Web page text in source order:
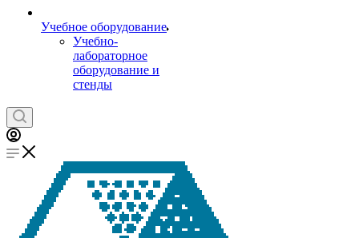
Учебное оборудование
Учебно-
лабораторное
оборудование и
стенды